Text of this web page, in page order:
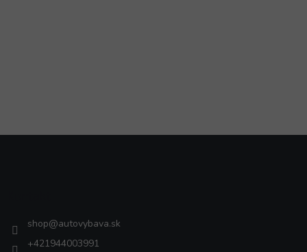
shop@autovybava.sk
+421944003991